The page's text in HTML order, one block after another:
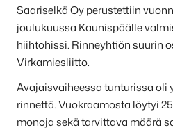
Saariselkä Oy perustettiin
joulukuussa Kaunispäälle
hiihtohissi. Rinneyhtiön suurin
Virkamiesliitto.
Avajaisvaiheessa tunturissa oli
rinnettä. Vuokraamosta löytyi
monoja sekä tarvittava määrä